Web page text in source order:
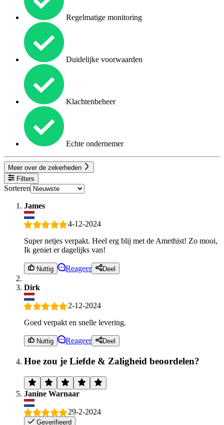
Regelmatige monitoring
Duidelijke voorwaarden
Klachtenbeheer
Echte ondernemer
Meer over de zekerheden
Filters
Sorteren
James
4-12-2024
Super netjes verpakt. Heel erg blij met de Amethist! Zo mooi,
Ik geniet er dagelijks van!
Nuttig Reageer Deel
Dirk
2-12-2024
Goed verpakt en snelle levering.
Nuttig Reageer Deel
Hoe zou je Liefde & Zaligheid beoordelen?
Janine Warnaar
29-2-2024
Geverifieerd